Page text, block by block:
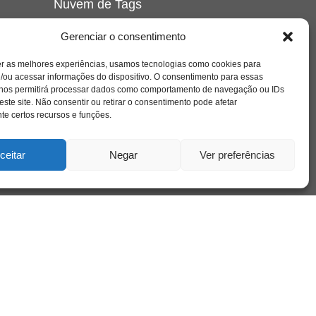
Gerenciar o consentimento
as melhores experiências, usamos tecnologias como cookies para
ou acessar informações do dispositivo. O consentimento para essas
permitirá processar dados como comportamento de navegação ou IDs
site. Não consentir ou retirar o consentimento pode afetar
certos recursos e funções.
Negar Ver preferências
Nuvem de Tags
crianca cuidado cultura depressao
educação família filme
freud infância insight jung liberdade livro
loucura luto maternidade
psicologia relato